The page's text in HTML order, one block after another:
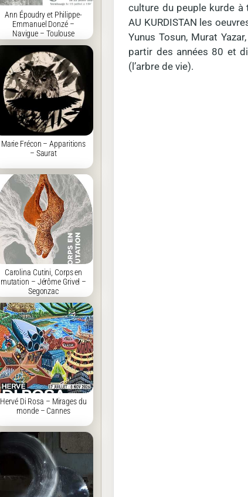
Ann Époudry et Philippe-
Emmanuel Donzé –
Navigue – Toulouse
Marie Frécon – Apparitions
– Saurat
Carolina Cutini, Corps en
mutation – Jérôme Grivel –
Segonzac
Hervé Di Rosa – Mirages du
monde – Cannes
culture du peuple kurde à
AU KURDISTAN les
Yunus Tosun, Murat
partir des années 80 et
(l’arbre de vie).